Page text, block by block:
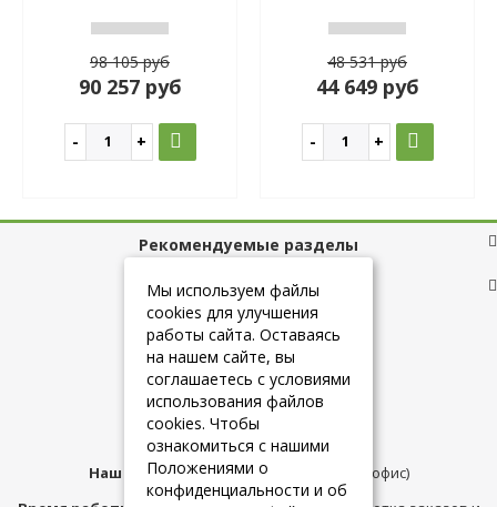
98 105 руб
90 257 руб
48 531 руб
44 649 руб
Рекомендуемые разделы
Полезные ссылки
+7 (925) 084-10-60
Наш адрес:Москва,ул.Плещеева д.12 (офис)
Мы используем файлы
cookies для улучшения
работы сайта. Оставаясь
на нашем сайте, вы
соглашаетесь с условиями
использования файлов
cookies. Чтобы
ознакомиться с нашими
Положениями о
конфиденциальности и об